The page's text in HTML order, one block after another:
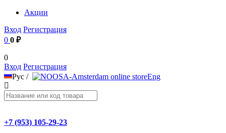
Акции
Вход Регистрация
0 0 ₽
0
Вход Регистрация
Рус / Eng
+7 (953) 105-29-23